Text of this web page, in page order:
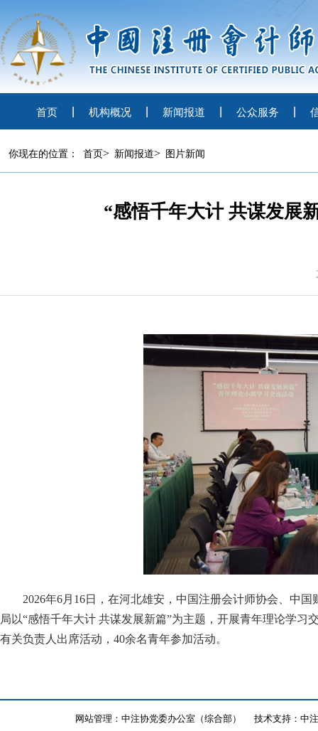
首页 机构概况 新闻报道 公众服务
你现在的位置： 首页> 新闻报道> 图片新闻
“感悟千年大计 共谋发展
2026年6月16日，在河北雄安，中国注册会计师协会、中
局以“感悟千年大计 共谋发展新篇”为主题，开展青年理论学
有关负责人出席活动，40余名青年参加活动。
网站管理：中注协党委办公室（综合部） 技术支持：中